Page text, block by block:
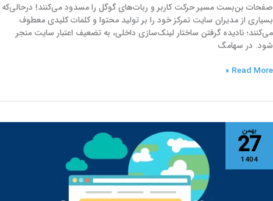
صفحات بن‌بست مسیر حرکت کاربر و ربات‌های گوگل را مسدود می‌کنند! درحالی‌که
بسیاری از مدیران سایت تمرکز خود را بر تولید محتوا و کلمات کلیدی معطوف
می‌کنند؛ نادیده گرفتن ساختار لینک‌سازی داخلی، به تضعیف اعتبار سایت منجر
شود. در سهامگ
Read More »
بهمن
27
1404
دامنه
(Domain